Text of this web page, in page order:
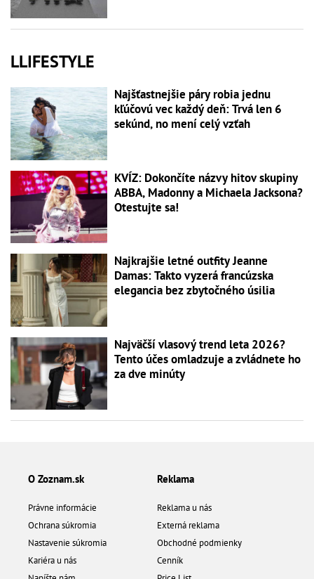
LLIFESTYLE
Najšťastnejšie páry robia jednu
kľúčovú vec každý deň: Trvá len 6
sekúnd, no mení celý vzťah
KVÍZ: Dokončíte názvy hitov skupiny
ABBA, Madonny a Michaela Jacksona?
Otestujte sa!
Najkrajšie letné outfity Jeanne
Damas: Takto vyzerá francúzska
elegancia bez zbytočného úsilia
Najväčší vlasový trend leta 2026?
Tento účes omladzuje a zvládnete ho
za dve minúty
O Zoznam.sk
Právne informácie
Ochrana súkromia
Nastavenie súkromia
Kariéra u nás
Reklama
Reklama u nás
Externá reklama
Obchodné podmienky
Cenník